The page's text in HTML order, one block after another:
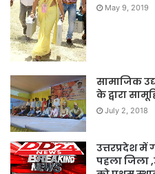
May 9, 2019
सामाजिक
के द्वारा
July 2, 2018
उत्तरप्रदेश
पहला जिला